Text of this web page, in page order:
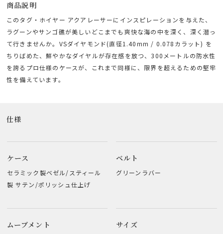
商品説明
このタグ・ホイヤー アクアレーサーにインスピレーションを与えた、
ラグーンやサンゴ礁が美しいどこまでも爽快な海の中を深く、深く潜っ
て行きませんか。VSダイヤモンド(直径1.40mm / 0.078カラット) を
ちりばめた、鮮やかなダイヤルが存在感を放つ、300メートルの防水性
を誇るプロ仕様のケースが、これまで同様に、限界を超えるための堅牢
性を備えています。
仕様
ケース
セラミック製ベゼル/スティール
製 サテン/ポリッシュ仕上げ
ベルト
グリーンラバー
ムーブメント サイズ